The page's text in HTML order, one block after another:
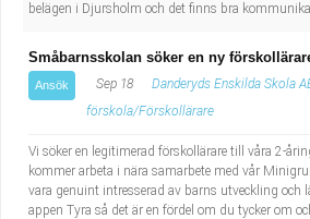
belägen i Djursholm och det finns bra
Småbarnsskolan söker en ny
Ansök Sep 18 Danderyds Enskilda Skola
förskola/Förskollärare
Vi söker en legitimerad förskollärare till våra 2-
kommer arbeta i nära samarbete med vår
vara genuint intresserad av barns utveckling och
appen Tyra så det är en fördel om du tycker om